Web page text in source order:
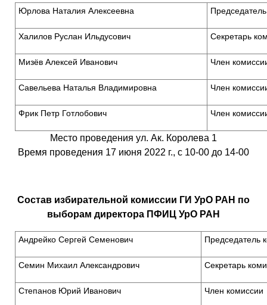
Юрлова Наталия Алексеевна
Халилов Руслан Ильдусович Секретарь
Мизёв Алексей Иванович Член
Савельева Наталья Владимировна Член
Фрик Петр Готлобович Член
Место проведения ул. Ак. Королева 1
Время проведения 17 июня 2022 г., с 10-00 до 14-00
Состав избирательной комиссии ГИ УрО РАН по
выборам директора ПФИЦ УрО РАН
Андрейко Сергей Семенович Председатель
Семин Михаил Александрович Секретарь
Степанов Юрий Иванович Член комиссии